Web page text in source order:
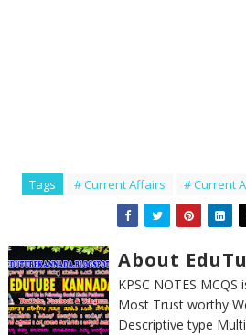
Tags # Current Affairs # Current
About
KPSC NOTES
Most Trust worthy
Descriptive type